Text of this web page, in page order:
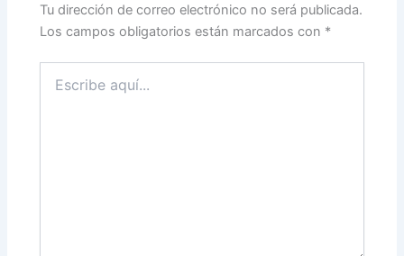
Tu dirección de correo electrónico no será publicada.
Los campos obligatorios están marcados con *
aquí...